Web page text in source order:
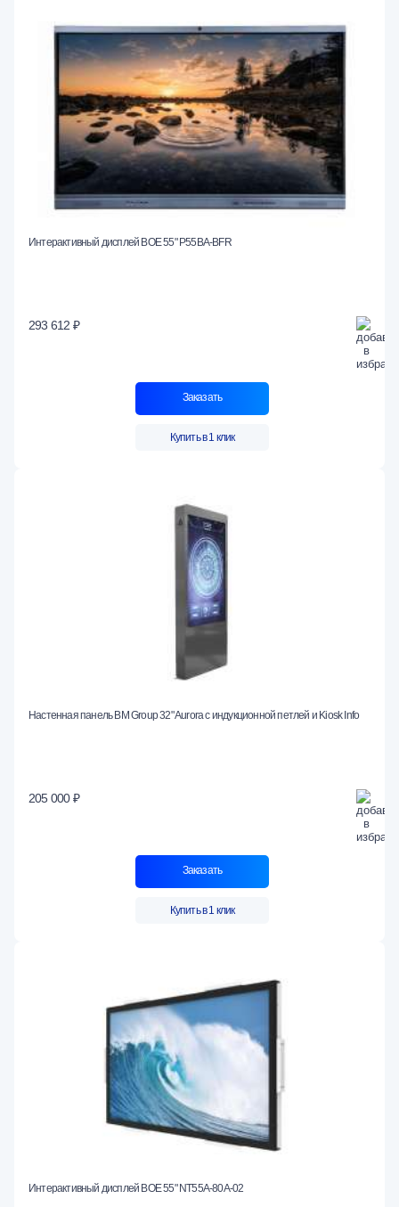
Интерактивный дисплей BOE 55" P55BA-BFR
293 612 ₽
Заказать
Купить в 1 клик
Настенная панель BM Group 32" Aurora с индукционной петлей и Kiosk Info
205 000 ₽
Заказать
Купить в 1 клик
Интерактивный дисплей BOE 55" NT55A-80A-02